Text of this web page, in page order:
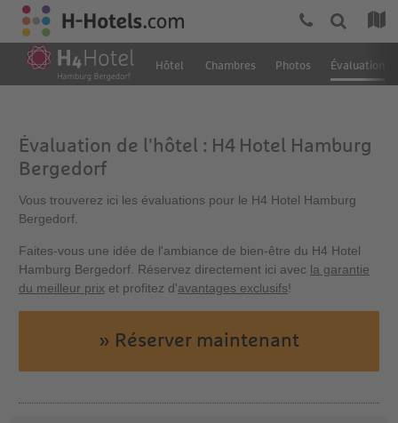
Hôtel Chambres Photos Évaluation
Évaluation de l'hôtel : H4 Hotel Hamburg
Bergedorf
Vous trouverez ici les évaluations pour le H4 Hotel Hamburg
Bergedorf.
Faites-vous une idée de l'ambiance de bien-être du H4 Hotel
Hamburg Bergedorf. Réservez directement ici avec la garantie
du meilleur prix et profitez d'avantages exclusifs!
» Réserver maintenant